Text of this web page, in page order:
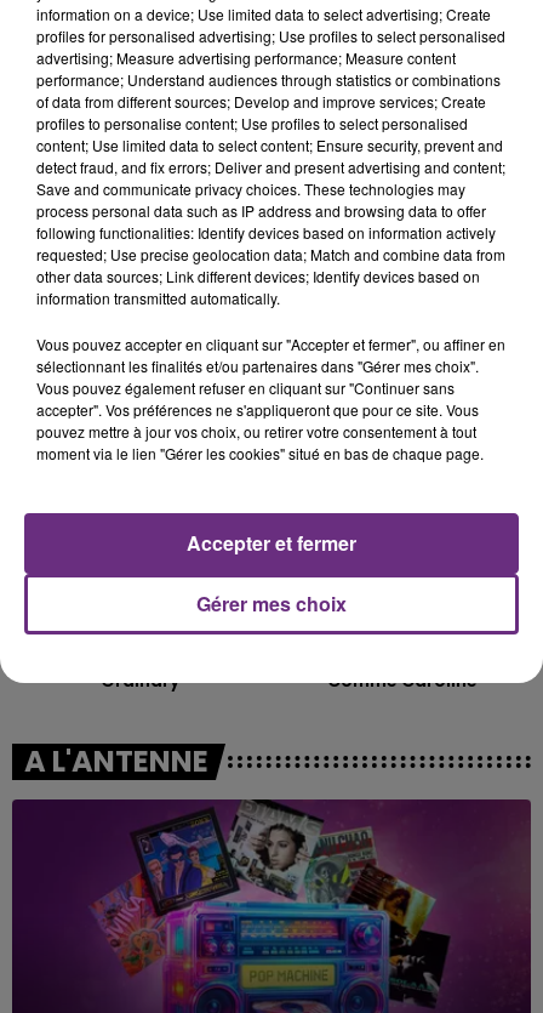
12h38
12h38
JAMES MORRISON FEAT. NELLY
Broken Strings
12h35
12h35
12h29
12h29
Ordinary
12h26
12h26
Comme Caroline
A L'ANTENNE
information on a device; Use limited data to select advertising; Create
profiles for personalised advertising; Use profiles to select personalised
advertising; Measure advertising performance; Measure content
performance; Understand audiences through statistics or combinations
of data from different sources; Develop and improve services; Create
profiles to personalise content; Use profiles to select personalised
content; Use limited data to select content; Ensure security, prevent and
detect fraud, and fix errors; Deliver and present advertising and content;
Save and communicate privacy choices. These technologies may
process personal data such as IP address and browsing data to offer
following functionalities: Identify devices based on information actively
requested; Use precise geolocation data; Match and combine data from
other data sources; Link different devices; Identify devices based on
information transmitted automatically.
Vous pouvez accepter en cliquant sur "Accepter et fermer", ou affiner en
sélectionnant les finalités et/ou partenaires dans "Gérer mes choix".
Vous pouvez également refuser en cliquant sur "Continuer sans
accepter". Vos préférences ne s'appliqueront que pour ce site. Vous
pouvez mettre à jour vos choix, ou retirer votre consentement à tout
moment via le lien "Gérer les cookies" situé en bas de chaque page.
Gérer mes choix
Accepter et fermer